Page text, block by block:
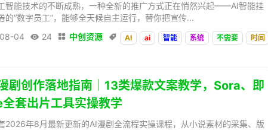
智能技术的不断成熟，一种全新的推广方式正在悄然兴起——AI智能挂
的“数字员工”，能够全天候自主运行，替你把宣传...
04  24  中创资源  AI ai 智能 系统 不需要
时间
剧创作落地指南｜13类爆款文案教学，Sora、即
套出片工具实操教学
2026年8月最新更新的AI漫剧全流程实操课程，从小说素材的采集、版